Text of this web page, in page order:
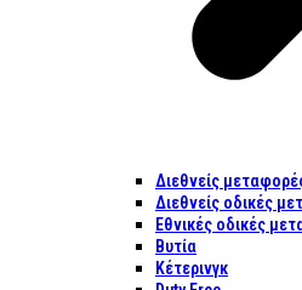
Διεθνείς
Διεθνείς οδικές
Εθνικές οδικές
Βυτία
Κέτερινγκ